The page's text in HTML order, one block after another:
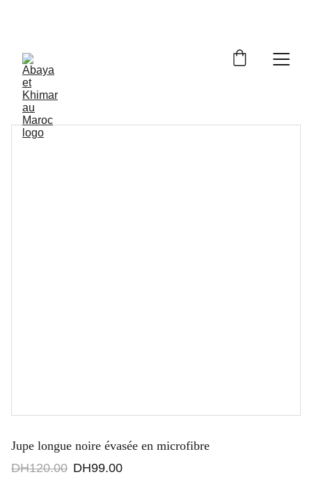
Jupe longue noire évasée en microfibre
DH120.00 DH99.00